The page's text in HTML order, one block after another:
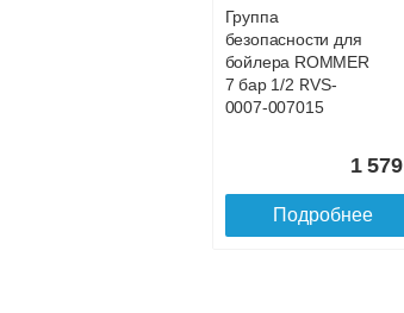
Группа
безопасности для
бойлера ROMMER
7 бар 1/2 RVS-
0007-007015
1 579
Подробнее